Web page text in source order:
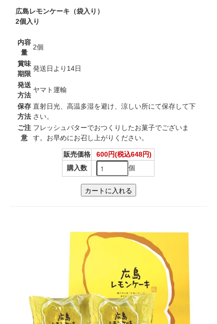
広島レモンケーキ（袋入り）
2個入り
内容
量
2個
賞味
期限
発送日より14日
発送
方法
ヤマト運輸
保存
方法
直射日光、高温多湿を避け、涼しい所にて保存して下
さい。
ご注
意
フレッシュバターでおつくりしたお菓子でございま
す。お早めにお召し上がりください。
販売価格
600円(税込648円)
購入数
個